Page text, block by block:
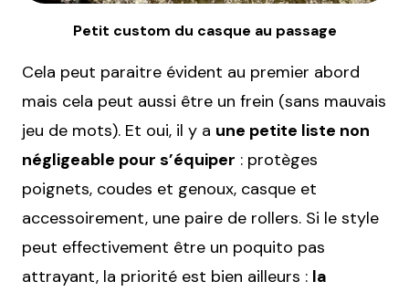
Petit custom du casque au passage
Cela peut paraitre évident au premier abord
mais cela peut aussi être un frein (sans mauvais
jeu de mots). Et oui, il y a une petite liste non
négligeable pour s’équiper : protèges
poignets, coudes et genoux, casque et
accessoirement, une paire de rollers. Si le style
peut effectivement être un poquito pas
attrayant, la priorité est bien ailleurs : la